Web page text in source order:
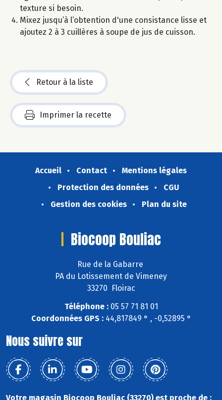
texture si besoin.
Mixez jusqu’à l’obtention d'une consistance lisse et
ajoutez 2 à 3 cuillères à soupe de jus de cuisson.
Retour à la liste
Imprimer la recette
Accueil Contact
Mentions légales
Protection des données
CGU
Gestion des cookies
Plan du site
Biocoop Bouliac
Rue de la Gabarre
PA du Lotissement de Vimeney
33270 Floirac
Téléphone :05 57 71 81 01
Coordonnées GPS :44,817849 ° , -0,52895 °
Nous suivre sur
Votre magasin Biocoop Bouliac (33270) est proche de :